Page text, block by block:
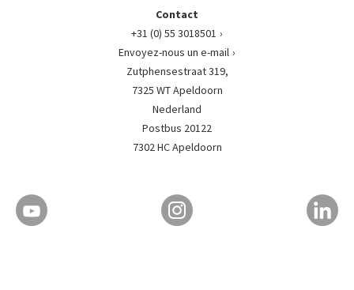
Contact
+31 (0) 55 3018501
Envoyez-nous un e-mail
Zutphensestraat 319,
7325 WT Apeldoorn
Nederland
Postbus 20122
7302 HC Apeldoorn